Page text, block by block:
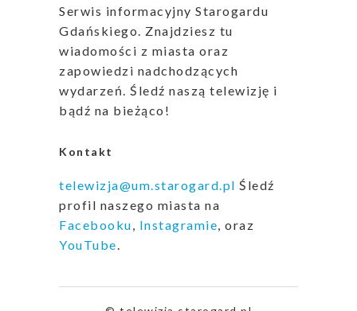
Serwis informacyjny Starogardu
Gdańskiego. Znajdziesz tu
wiadomości z miasta oraz
zapowiedzi nadchodzących
wydarzeń. Śledź naszą telewizję i
bądź na bieżąco!
Kontakt
telewizja@um.starogard.pl Śledź
profil naszego miasta na
Facebooku, Instagramie, oraz
YouTube.